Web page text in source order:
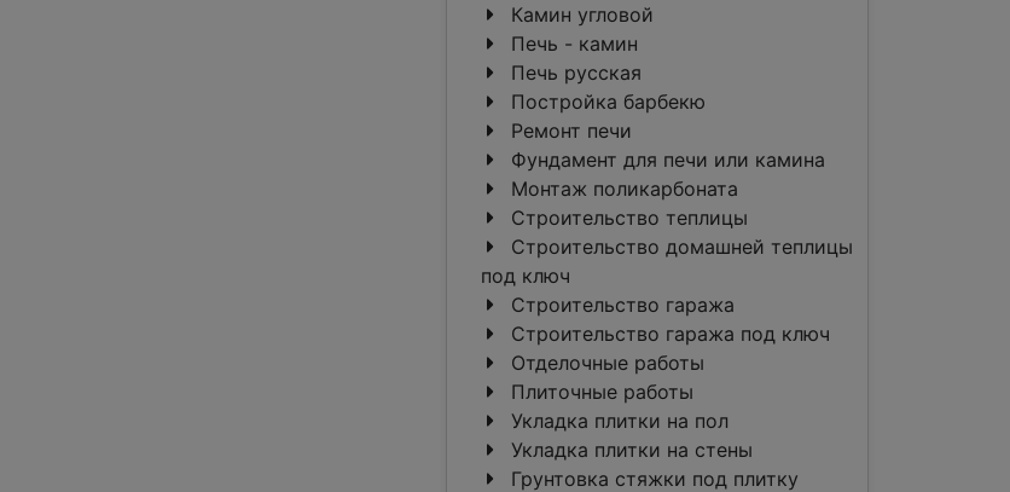
Камин угловой
Печь - камин
Печь русская
Постройка барбекю
Ремонт печи
Фундамент для печи или камина
Монтаж поликарбоната
Строительство теплицы
Строительство домашней теплицы
под ключ
Строительство гаража
Строительство гаража под ключ
Отделочные работы
Плиточные работы
Укладка плитки на пол
Укладка плитки на стены
Грунтовка стяжки под плитку